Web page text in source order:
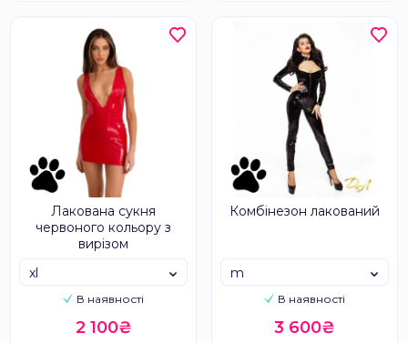
Лакована сукня
червоного кольору з
вирізом
В наявності
xl
2 100₴
Комбінезон лакований
В наявності
m
3 600₴